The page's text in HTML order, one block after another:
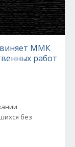
ММК
работ
без